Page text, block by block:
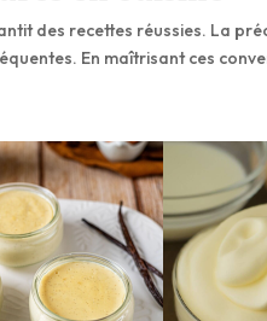
des recettes réussies. La
En maîtrisant ces